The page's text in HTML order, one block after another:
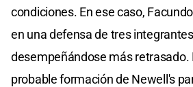
condiciones. En ese caso,
en una defensa de tres
desempeñándose más retrasado.
probable formación de Newell's